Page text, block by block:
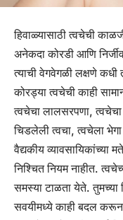
हिवाळ्यासाठी त्वचेची
अनेकदा कोरडी आणि
त्याची वेगवेगळी लक्षणे
कोरड्या त्वचेची काही
त्वचेचा लालसरपणा,
चिडलेली त्वचा, त्वचेला
वैद्यकीय व्यावसायिकांच्या
निश्चित नियम नाहीत.
समस्या टाळता येते. तुमच्या
सवयीमध्ये काही बदल करून